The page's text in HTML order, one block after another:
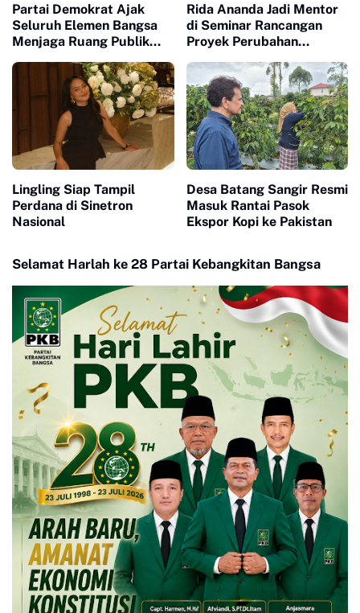
Partai Demokrat Ajak
Seluruh Elemen Bangsa
Menjaga Ruang Publik
Rida Ananda Jadi Mentor
di Seminar Rancangan
Proyek Perubahan
Nasional
Lingling Siap Tampil
Perdana di Sinetron
Nasional
Desa Batang Sangir Resmi
Masuk Rantai Pasok
Ekspor Kopi ke Pakistan
Selamat Harlah ke 28 Partai Kebangkitan Bangsa